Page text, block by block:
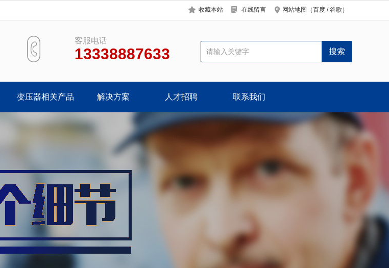
收藏本站 在线留言 网站地图 （百度 /谷歌 ）
客服电话
13338887633
变压器相关产品 解决方案 人才招聘 联系我们